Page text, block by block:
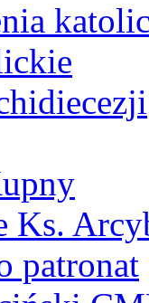
Ks.
patronat